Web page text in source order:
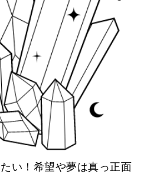
い！希望や夢は真っ正面